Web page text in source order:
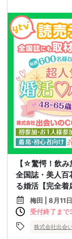
【☆驚愕！飲
全国誌・美人百
る婚活【完全着
梅田 | 8月11
受付終了まで
株式会社出会